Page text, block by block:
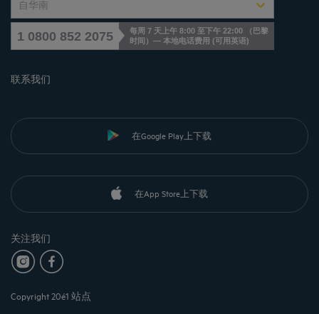
自华南
1 0800 852 2075
每周 7 天上午 8:00 至下午 22:00 （巴黎
时间）— 本地电话费用 ( 可用英语)
联系我们
在Google Play上下载
在App Store上下载
关注我们
Copyright 20é1 站点